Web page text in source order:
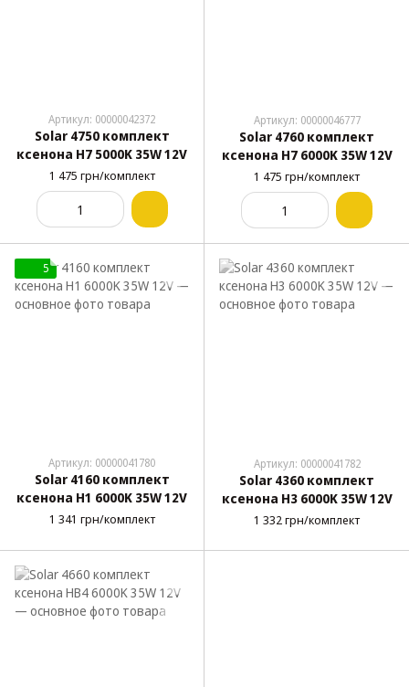
Артикул: 00000042372
Solar 4750 комплект
ксенона H7 5000K 35W 12V
1 475 грн/комплект
Артикул: 00000046777
Solar 4760 комплект
ксенона H7 6000K 35W 12V
1 475 грн/комплект
5
Артикул: 00000041780
Solar 4160 комплект
ксенона H1 6000K 35W 12V
1 341 грн/комплект
Артикул: 00000041782
Solar 4360 комплект
ксенона H3 6000K 35W 12V
1 332 грн/комплект